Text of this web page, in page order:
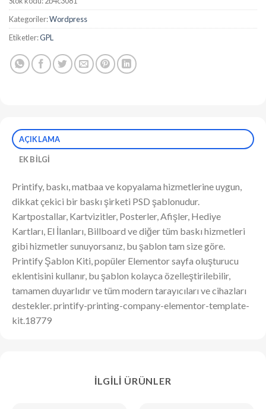
Kategoriler:Wordpress
Etiketler:GPL
AÇIKLAMA
EK BILGI
Printify, baskı, matbaa ve kopyalama hizmetlerine uygun,
dikkat çekici bir baskı şirketi PSD şablonudur.
Kartpostallar, Kartvizitler, Posterler, Afişler, Hediye
Kartları, El İlanları, Billboard ve diğer tüm baskı hizmetleri
gibi hizmetler sunuyorsanız, bu şablon tam size göre.
Printify Şablon Kiti, popüler Elementor sayfa oluşturucu
eklentisini kullanır, bu şablon kolayca özelleştirilebilir,
tamamen duyarlıdır ve tüm modern tarayıcıları ve cihazları
destekler. printify-printing-company-elementor-template-
kit.18779
İLGILI ÜRÜNLER